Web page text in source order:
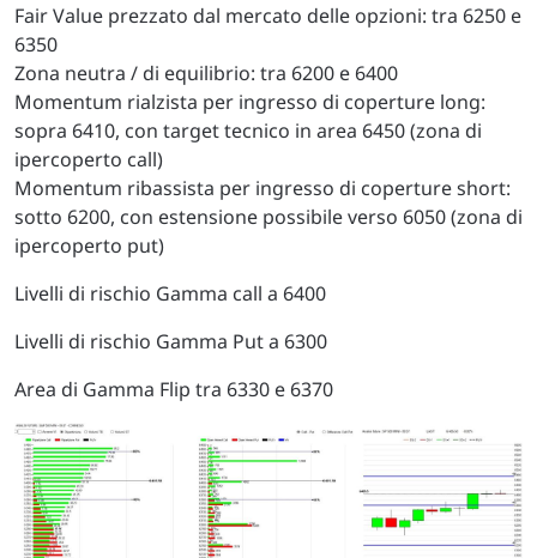
Fair Value prezzato dal mercato delle opzioni: tra 6250 e
6350
Zona neutra / di equilibrio: tra 6200 e 6400
Momentum rialzista per ingresso di coperture long:
sopra 6410, con target tecnico in area 6450 (zona di
ipercoperto call)
Momentum ribassista per ingresso di coperture short:
sotto 6200, con estensione possibile verso 6050 (zona di
ipercoperto put)
Livelli di rischio Gamma call a 6400
Livelli di rischio Gamma Put a 6300
Area di Gamma Flip tra 6330 e 6370